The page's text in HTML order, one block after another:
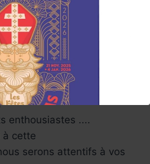
l'équipe
l'offre au fil des semaines
lors de
enthousiastes ....
à cette
serons attentifs à vos